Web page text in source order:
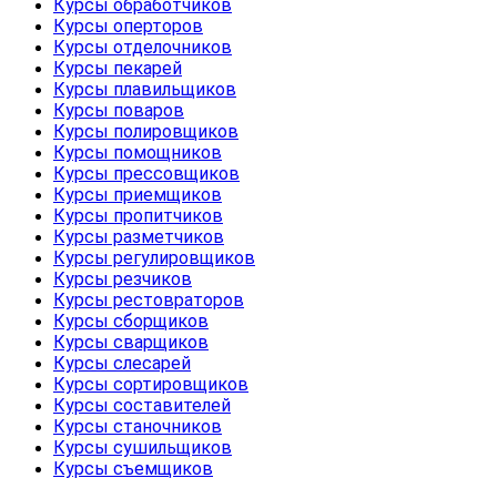
Курсы обработчиков
Курсы оперторов
Курсы отделочников
Курсы пекарей
Курсы плавильщиков
Курсы поваров
Курсы полировщиков
Курсы помощников
Курсы прессовщиков
Курсы приемщиков
Курсы пропитчиков
Курсы разметчиков
Курсы регулировщиков
Курсы резчиков
Курсы рестовраторов
Курсы сборщиков
Курсы сварщиков
Курсы слесарей
Курсы сортировщиков
Курсы составителей
Курсы станочников
Курсы сушильщиков
Курсы съемщиков